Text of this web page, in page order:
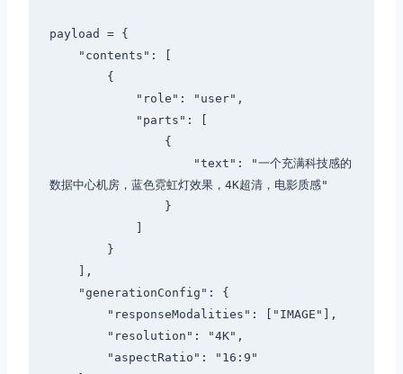
payload = {
数据中心机房，蓝色霓虹灯效果，4K超清，电影质感"